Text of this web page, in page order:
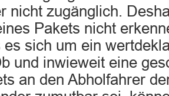
nicht zugänglich.
Pakets nicht
es sich um ein
und inwieweit eine
an den Abholfahrer